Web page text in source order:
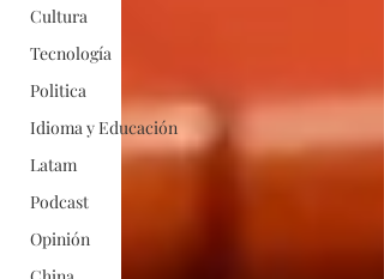
Cultura
Tecnología
Politica
Idioma y Educación
Latam
Podcast
Opinión